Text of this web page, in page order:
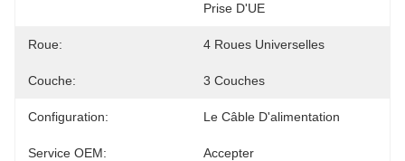
Prise D'UE
Roue: 4 Roues Universelles
Couche: 3 Couches
Configuration: Le Câble D'alimentation
Service OEM: Accepter